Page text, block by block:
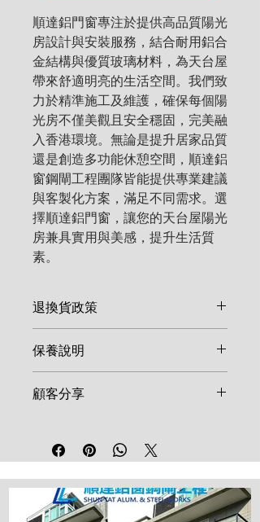
順達鋁門窗專注於提供高品質陽光
房設計與安裝服務，結合耐用鋁合
金結構與優質玻璃材料，為天台屋
帶來舒適明亮的生活空間。我們致
力於精準施工及維護，確保每個陽
光房不僅美觀且安全穩固，完美融
入香港環境。無論是提升居家品質
還是創造多功能休憩空間，順達鋁
窗鋼閘工程團隊皆能提供專業建議
與客製化方案，滿足不同需求。選
擇順達鋁門窗，讓您的天台屋陽光
房兼具實用與美感，提升生活質
素。
退換貨政策
尺寸，一旦確認訂單並開始生產，
恕不接受取消或退換。如產品在安
裝後發現非人為因素之結構瑕疵，
保養說明
溫和清潔劑擦拭表面。鎖具、合頁
油。請勿使用強酸、強鹼清潔劑，
以免損壞表面烤漆。
顧客分享
在社群媒體分享您的施工成品並標
記順達鋁窗工程，讓更多鄰里參考
高品質的工程範例。